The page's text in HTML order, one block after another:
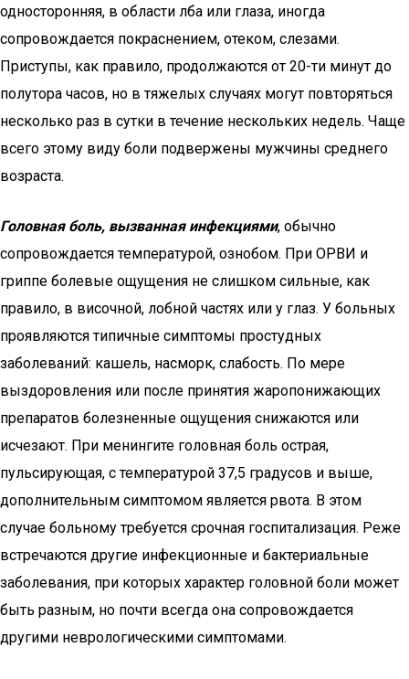
односторонняя, в области лба или глаза, иногда
сопровождается покраснением, отеком, слезами.
Приступы, как правило, продолжаются от 20-ти минут до
полутора часов, но в тяжелых случаях могут повторяться
несколько раз в сутки в течение нескольких недель. Чаще
всего этому виду боли подвержены мужчины среднего
возраста.
Головная боль, вызванная инфекциями, обычно
сопровождается температурой, ознобом. При ОРВИ и
гриппе болевые ощущения не слишком сильные, как
правило, в височной, лобной частях или у глаз. У больных
проявляются типичные симптомы простудных
заболеваний: кашель, насморк, слабость. По мере
выздоровления или после принятия жаропонижающих
препаратов болезненные ощущения снижаются или
исчезают. При менингите головная боль острая,
пульсирующая, с температурой 37,5 градусов и выше,
дополнительным симптомом является рвота. В этом
случае больному требуется срочная госпитализация. Реже
встречаются другие инфекционные и бактериальные
заболевания, при которых характер головной боли может
быть разным, но почти всегда она сопровождается
другими неврологическими симптомами.